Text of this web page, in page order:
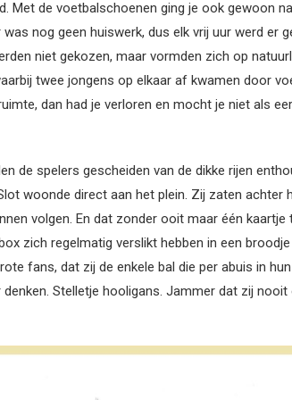
Met de voetbalschoenen ging je ook gewoon
nog geen huiswerk, dus elk vrij uur werd er
niet gekozen, maar vormden zich op
twee jongens op elkaar af kwamen door
dan had je verloren en mocht je niet als
de spelers gescheiden van de dikke rijen
woonde direct aan het plein. Zij zaten achter
volgen. En dat zonder ooit maar één kaartje
zich regelmatig verslikt hebben in een
fans, dat zij de enkele bal die per abuis in
Stelletje hooligans. Jammer dat zij nooit